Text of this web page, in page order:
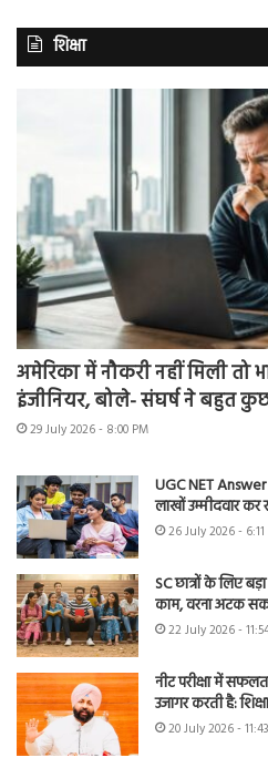
शिक्षा
अमेरिका में नौकरी नहीं मिली तो
इंजीनियर, बोले- संघर्ष ने बहुत
29 July 2026 - 8:00 PM
UGC NET
लाखों उम्मीदवार कर
26 July 2026 - 6:11
SC छात्रों के लिए
काम, वरना अटक
22 July 2026 -
नीट परीक्षा में
उजागर करती है:
20 July 2026 -